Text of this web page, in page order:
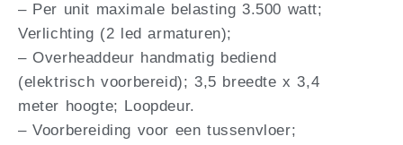
– Per unit maximale belasting 3.500 watt;
Verlichting (2 led armaturen);
– Overheaddeur handmatig bediend
(elektrisch voorbereid); 3,5 breedte x 3,4
meter hoogte; Loopdeur.
– Voorbereiding voor een tussenvloer;